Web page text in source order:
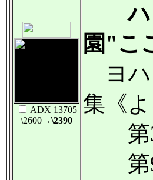
ADX 13705
\2600→\2390
ハン
園"こ
ヨハ
集《
第3
第9